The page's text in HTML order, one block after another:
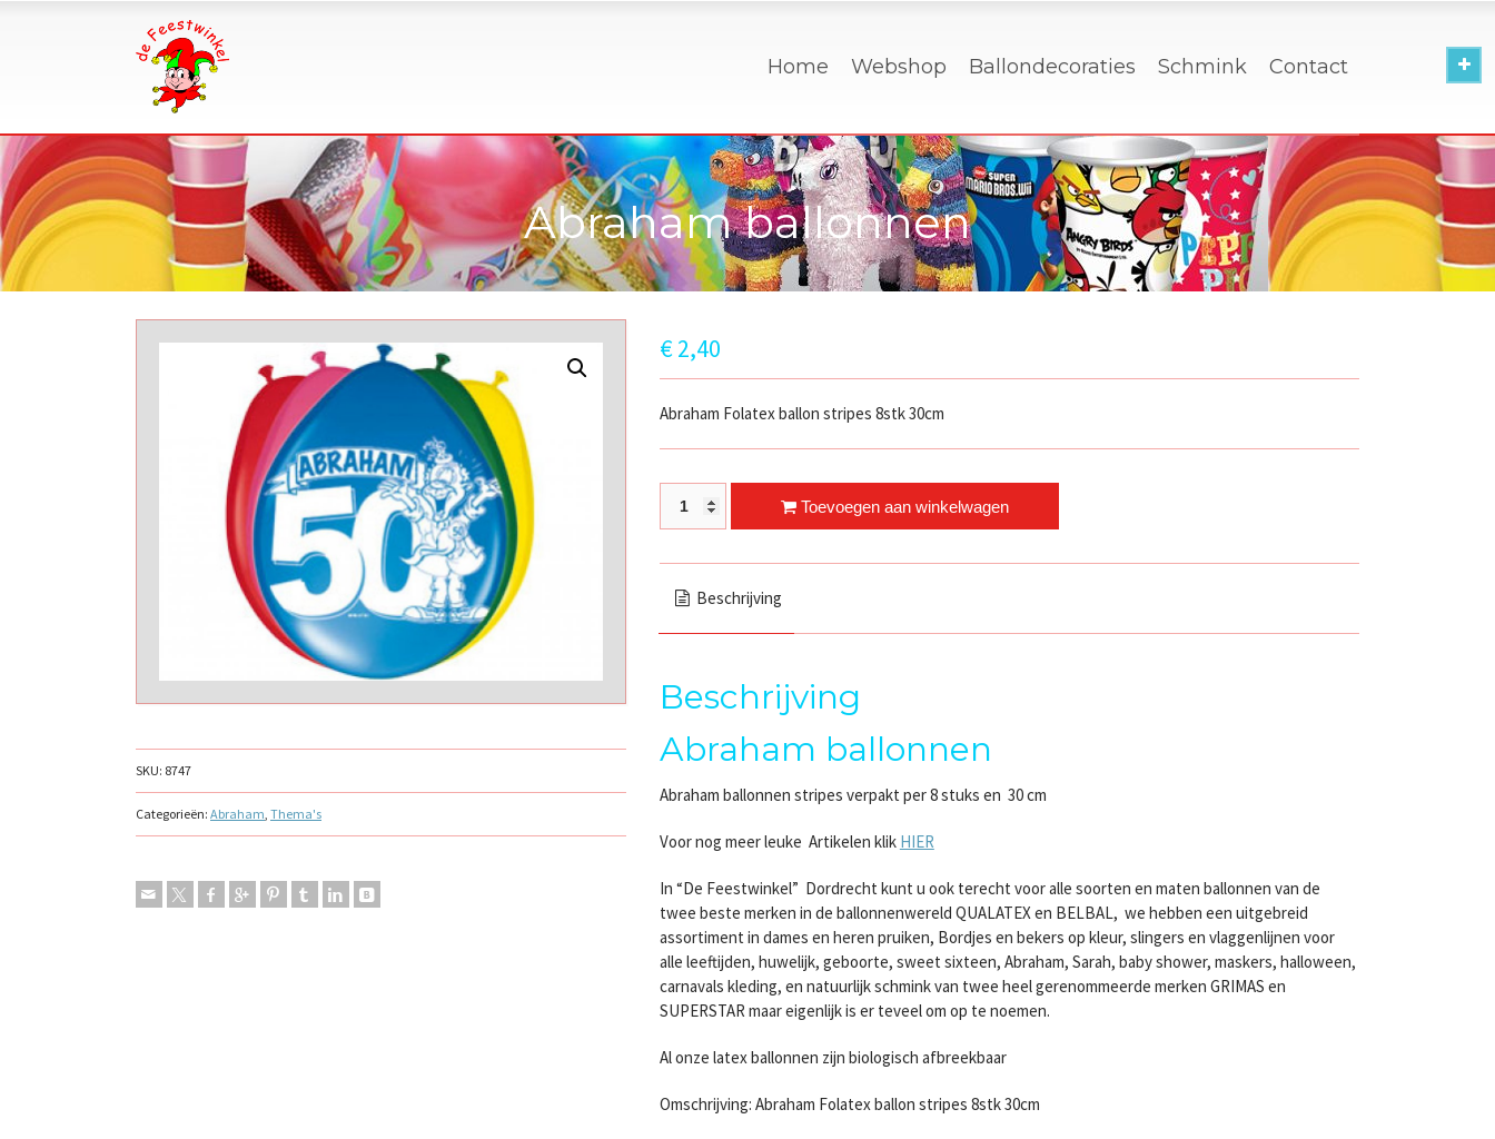
Home Webshop Ballondecoraties Schmink Contact
Abraham ballonnen
SKU: 8747
Categorieën: Abraham, Thema's
€2,40
Abraham Folatex ballon stripes 8stk 30cm
Abraham ballonnen quantityToevoegen aan winkelwagen
Beschrijving
Beschrijving
Abraham ballonnen
Abraham ballonnen stripes verpakt per 8 stuks en 30 cm
Voor nog meer leuke Artikelen klik HIER
In “De Feestwinkel” Dordrecht kunt u ook terecht voor alle soorten en maten ballonnen van de
twee beste merken in de ballonnenwereld QUALATEX en BELBAL, we hebben een uitgebreid
assortiment in dames en heren pruiken, Bordjes en bekers op kleur, slingers en vlaggenlijnen voor
alle leeftijden, huwelijk, geboorte, sweet sixteen, Abraham, Sarah, baby shower, maskers, halloween,
carnavals kleding, en natuurlijk schmink van twee heel gerenommeerde merken GRIMAS en
SUPERSTAR maar eigenlijk is er teveel om op te noemen.
Al onze latex ballonnen zijn biologisch afbreekbaar
Omschrijving: Abraham Folatex ballon stripes 8stk 30cm